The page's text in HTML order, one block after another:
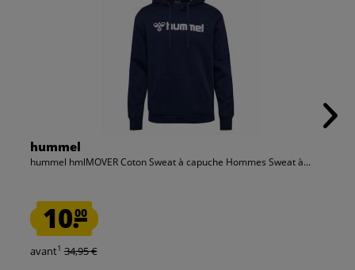
hummel
hummel hmlMOVER Coton Sweat à capuche Hommes Sweat à...
10.00
avant1 34,95 €